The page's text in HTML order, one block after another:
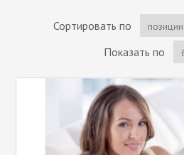
Сортировать по
Показать по